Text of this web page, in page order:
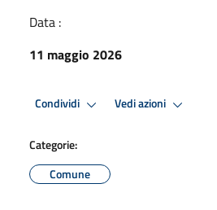
Data :
11 maggio 2026
Condividi Vedi azioni
Categorie:
Comune